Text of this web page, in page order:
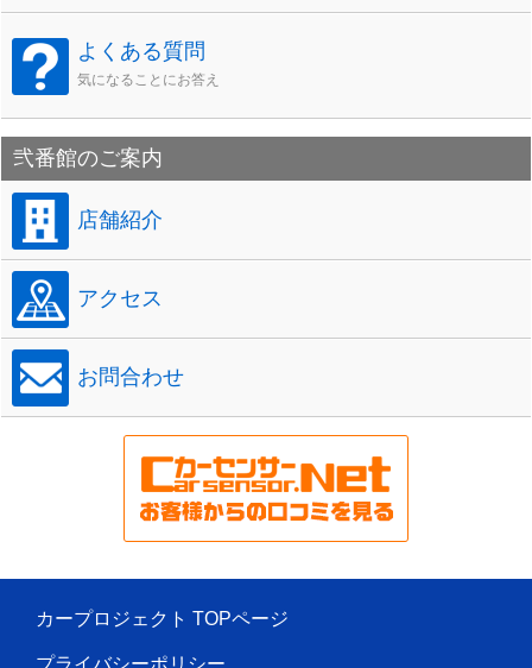
よくある質問
気になることにお答え
弐番館のご案内
店舗紹介
アクセス
お問合わせ
カープロジェクト TOPページ
プライバシーポリシー